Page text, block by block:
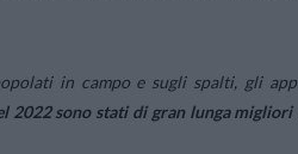
in campo e sugli spalti, gli
2022 sono stati di gran lunga